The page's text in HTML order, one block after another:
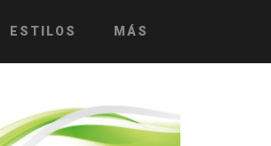
ESTILOS MÁS